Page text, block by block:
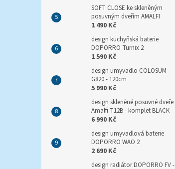
SOFT CLOSE ke skleněným
posuvným dveřím AMALFI
1 490 Kč
design kuchyňská baterie
DOPORRO Turnix 2
1 590 Kč
design umyvadlo COLOSUM
G820 - 120cm
5 990 Kč
design skleněné posuvné dveře
Amalfi T12B - komplet BLACK
6 990 Kč
design umyvadlová baterie
DOPORRO WAO 2
2 690 Kč
design radiátor DOPORRO FV -